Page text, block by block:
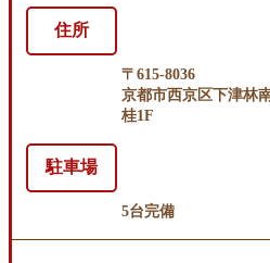
住所
〒615-8036
京都市西京区下津林
桂1F
駐車場
5台完備